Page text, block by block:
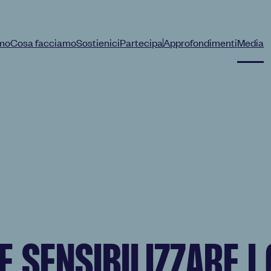
Cosa facciamoSostieniciPartecipa
|
ApprofondimentiMedia